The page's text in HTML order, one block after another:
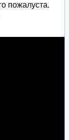
пожалуста.